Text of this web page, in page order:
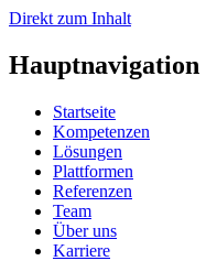
Direkt zum Inhalt
Hauptnavigation
Startseite
Kompetenzen
Lösungen
Plattformen
Referenzen
Team
Über uns
Karriere